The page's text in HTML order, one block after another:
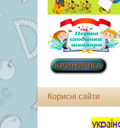
Корисні сайти